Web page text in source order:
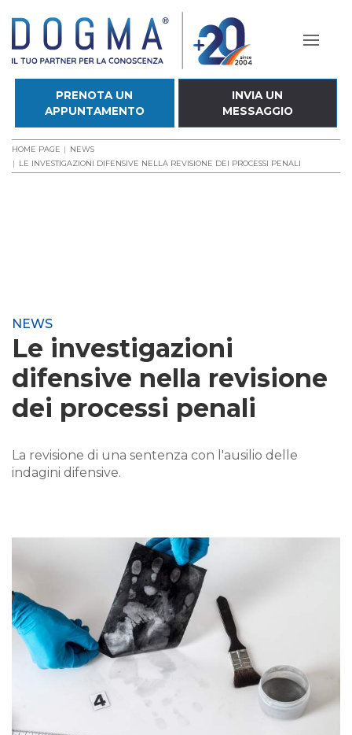
PRENOTA UN
APPUNTAMENTO
INVIA UN
MESSAGGIO
HOME PAGE
NEWS
LE INVESTIGAZIONI DIFENSIVE NELLA REVISIONE DEI PROCESSI PENALI
NEWS
Le investigazioni
difensive nella revisione
dei processi penali
La revisione di una sentenza con l'ausilio delle
indagini difensive.